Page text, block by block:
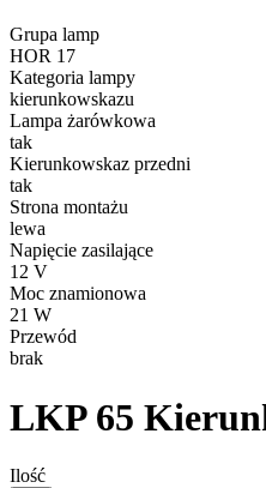
Grupa lamp
HOR 17
Kategoria lampy
kierunkowskazu
Lampa żarówkowa
tak
Kierunkowskaz przedni
tak
Strona montażu
lewa
Napięcie zasilające
12 V
Moc znamionowa
21 W
Przewód
brak
LKP 65
Ilość